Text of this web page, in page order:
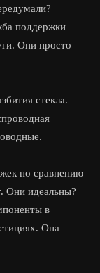
поддержки
Они просто
стекла.
по сравнению
Они идеальны?
в
Она